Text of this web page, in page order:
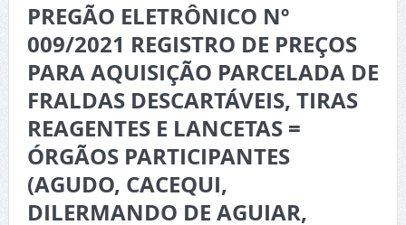
PREGÃO ELETRÔNICO Nº
009/2021 REGISTRO DE PREÇOS
PARA AQUISIÇÃO PARCELADA DE
FRALDAS DESCARTÁVEIS, TIRAS
REAGENTES E LANCETAS =
ÓRGÃOS PARTICIPANTES
(AGUDO, CACEQUI,
DILERMANDO DE AGUIAR,